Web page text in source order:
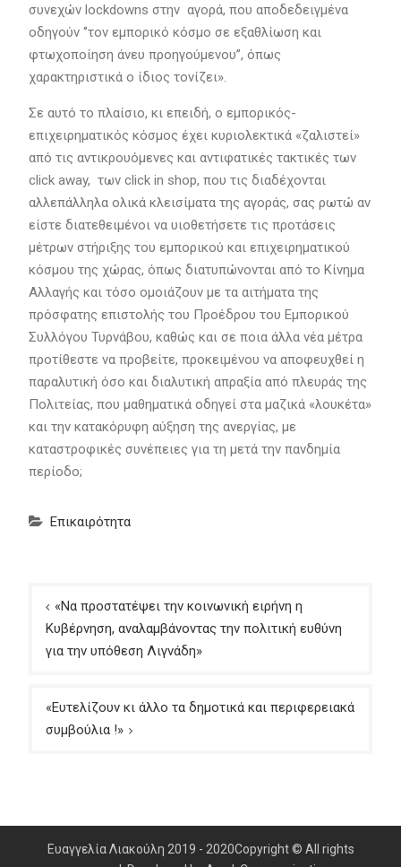
συνεχών lockdowns στην αγορά, που αποδεδειγμένα
οδηγούν ‘’τον εμπορικό κόσμο σε εξαθλίωση και
φτωχοποίηση άνευ προηγούμενου’’, όπως
χαρακτηριστικά ο ίδιος τονίζει».
Σε αυτό το πλαίσιο, κι επειδή, ο εμπορικός-
επιχειρηματικός κόσμος έχει κυριολεκτικά «ζαλιστεί»
από τις αντικρουόμενες και αντιφατικές τακτικές των
click away, των click in shop, που τις διαδέχονται
αλλεπάλληλα ολικά κλεισίματα της αγοράς, σας ρωτώ αν
είστε διατεθειμένοι να υιοθετήσετε τις προτάσεις
μέτρων στήριξης του εμπορικού και επιχειρηματικού
κόσμου της χώρας, όπως διατυπώνονται από το Κίνημα
Αλλαγής και τόσο ομοιάζουν με τα αιτήματα της
πρόσφατης επιστολής του Προέδρου του Εμπορικού
Συλλόγου Τυρνάβου, καθώς και σε ποια άλλα νέα μέτρα
προτίθεστε να προβείτε, προκειμένου να αποφευχθεί η
παραλυτική όσο και διαλυτική απραξία από πλευράς της
Πολιτείας, που μαθηματικά οδηγεί στα μαζικά «λουκέτα»
και την κατακόρυφη αύξηση της ανεργίας, με
καταστροφικές συνέπειες για τη μετά την πανδημία
περίοδο;
Επικαιρότητα
Πλοήγηση
άρθρων
«Να προστατέψει την κοινωνική ειρήνη η
Κυβέρνηση, αναλαμβάνοντας την πολιτική ευθύνη
για την υπόθεση Λιγνάδη»
«Ευτελίζουν κι άλλο τα δημοτικά και περιφερειακά
συμβούλια !»
Ευαγγελία Λιακούλη 2019 - 2020Copyright © All rights